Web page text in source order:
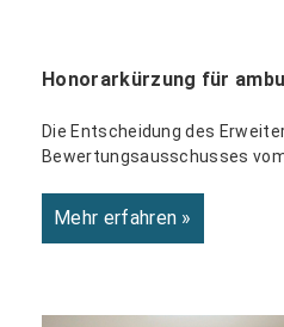
Honorarkürzung für
Die Entscheidung des
Bewertungsausschusses
Mehr erfahren »